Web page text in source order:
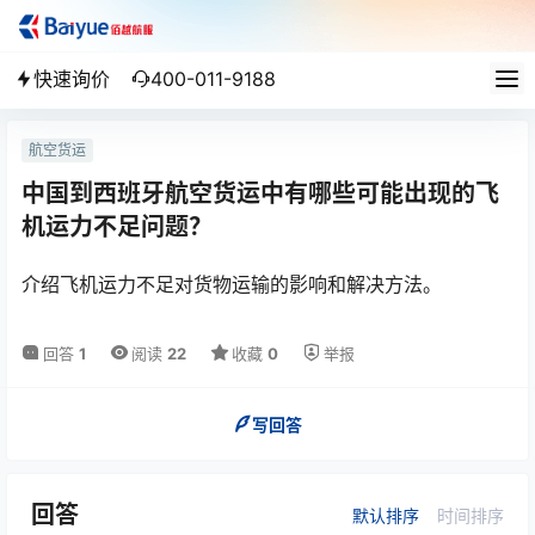
快速询价 400-011-9188
航空货运
中国到西班牙航空货运中有哪些可能出现的飞
机运力不足问题？
介绍飞机运力不足对货物运输的影响和解决方法。
回答 1 阅读 22 收藏 0 举报
写回答
回答 默认排序 时间排序